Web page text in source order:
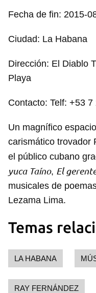
Fecha de fin: 2015-
Ciudad: La Habana
Dirección: El Diablo
Playa
Contacto: Telf: +53 7
Un magnífico
carismático trovador
el público cubano
yuca Taíno, El
musicales de
Lezama Lima.
Temas
LA HABANA
RAY FERNÁNDEZ